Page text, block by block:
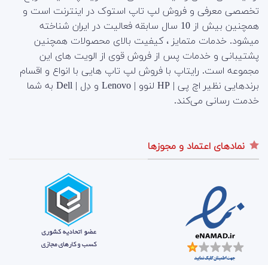
تخصصی معرفی و فروش لپ تاپ استوک در اینترنت است و
همچنین بیش از 10 سال سابقه فعالیت در ایران شناخته
میشود. خدمات متمایز ، کیفیت بالای محصولات همچنین
پشتیبانی و خدمات پس از فروش قوی از الویت های این
مجموعه است. رایتاپ با فروش لپ تاپ هایی با انواع و اقسام
برندهایی نظیر اچ پی | HP لنوو | Lenovo و دِل | Dell به شما
خدمت رسانی می‌کند.
نمادهای اعتماد و مجوزها